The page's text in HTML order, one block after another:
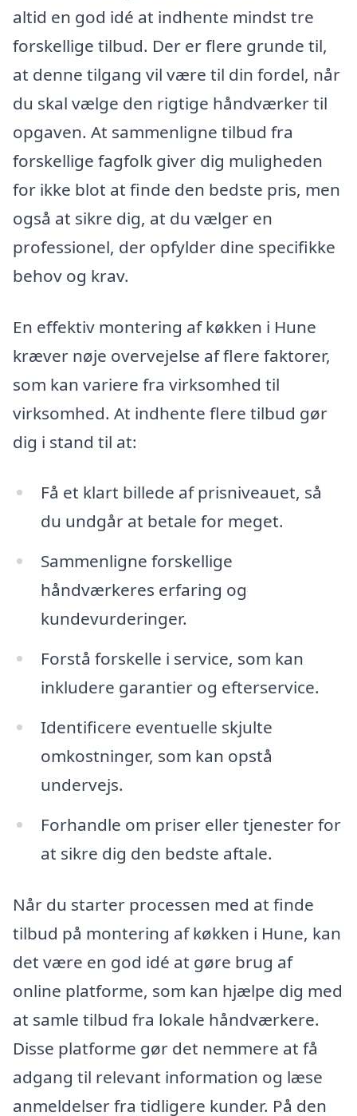
altid en god idé at indhente mindst tre
forskellige tilbud. Der er flere grunde til,
at denne tilgang vil være til din fordel, når
du skal vælge den rigtige håndværker til
opgaven. At sammenligne tilbud fra
forskellige fagfolk giver dig muligheden
for ikke blot at finde den bedste pris, men
også at sikre dig, at du vælger en
professionel, der opfylder dine specifikke
behov og krav.
En effektiv montering af køkken i Hune
kræver nøje overvejelse af flere faktorer,
som kan variere fra virksomhed til
virksomhed. At indhente flere tilbud gør
dig i stand til at:
Få et klart billede af prisniveauet, så
du undgår at betale for meget.
Sammenligne forskellige
håndværkeres erfaring og
kundevurderinger.
Forstå forskelle i service, som kan
inkludere garantier og efterservice.
Identificere eventuelle skjulte
omkostninger, som kan opstå
undervejs.
Forhandle om priser eller tjenester for
at sikre dig den bedste aftale.
Når du starter processen med at finde
tilbud på montering af køkken i Hune, kan
det være en god idé at gøre brug af
online platforme, som kan hjælpe dig med
at samle tilbud fra lokale håndværkere.
Disse platforme gør det nemmere at få
adgang til relevant information og læse
anmeldelser fra tidligere kunder. På den